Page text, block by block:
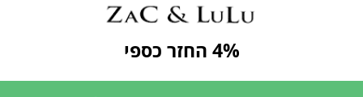
4% החזר כספי